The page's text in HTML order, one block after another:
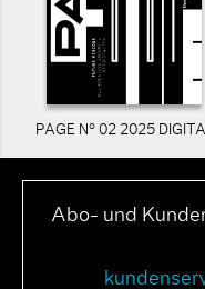
PAGE N° 02 2025
Abo- und